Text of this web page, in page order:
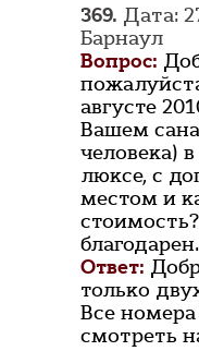
369. Дата:
Барнаул
Вопрос:
августе
Вашем
человека)
люксе, с
местом и
благодарен.
Ответ:
только
Все
смотреть